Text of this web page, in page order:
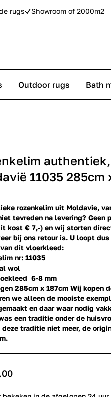
rugs Showroom of 2000m2
Outdoor rugs Bath
11035 285cm
rozenkelim uit Moldavie,
tevreden na levering? Geen
kost € 7,-) en wij storten
bij ons retour is. U loopt
dit vloerkleed:
nr: 11035
wol
6-8 mm
285cm x 187cm Wij kopen
we alleen de mooiste
en daar waar nodig
een traditie onder de
traditie niet meer, de